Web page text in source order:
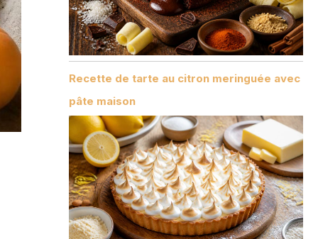
Recette de tarte au citron meringuée avec
pâte maison